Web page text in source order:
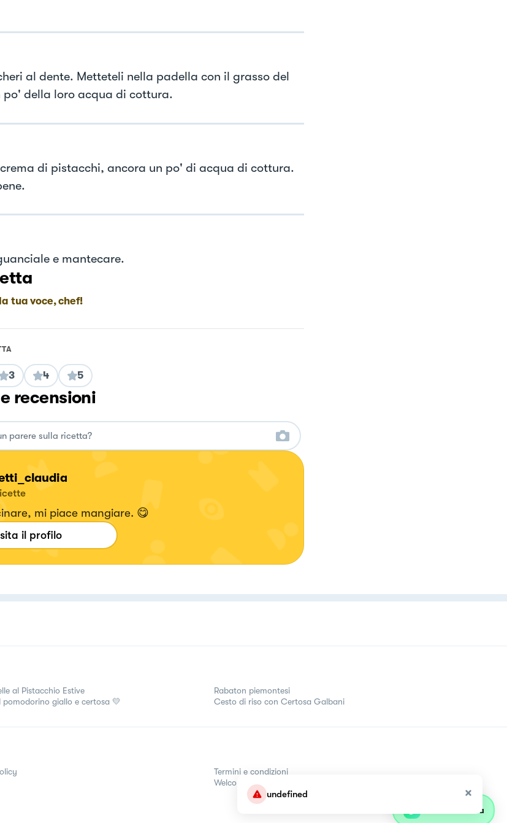
undefined
al dente. Metteteli nella padella con il grasso del
po' della loro acqua di cottura.
di pistacchi, ancora un po' di acqua di cottura.
e mantecare.
tua voce, chef!
3 4 5
recensioni
mi piace mangiare. 😋
il profilo
al Pistacchio Estive
pomodorino giallo e certosa 💛
Rabaton piemontesi
Cesto di riso con Certosa Galbani
Termini e condizioni
Welcome
Parla con olivia